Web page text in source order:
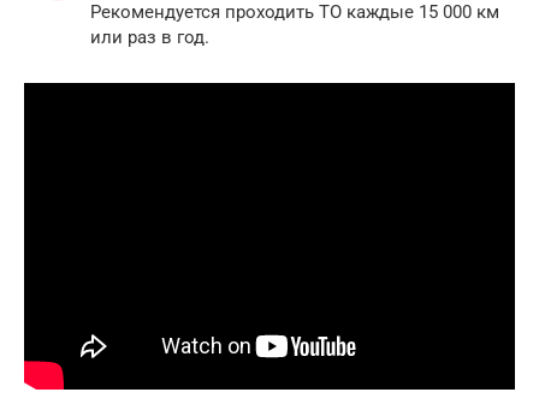
Рекомендуется проходить ТО каждые 15 000 км
или раз в год.